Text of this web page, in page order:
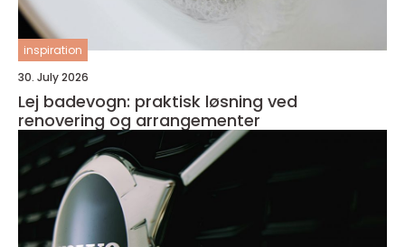
inspiration
30. July 2026
Lej badevogn: praktisk løsning ved
renovering og arrangementer